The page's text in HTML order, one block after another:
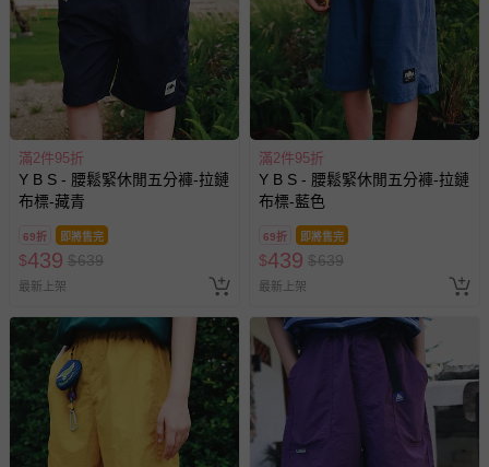
滿2件95折
Y B S - 腰鬆緊休閒五分褲-拉鏈
布標-藏青
69折 即將售完
$439 $639
最新上架
滿2件95折
Y B S - 腰鬆緊休閒五分褲-拉鏈
布標-藍色
69折 即將售完
$439 $639
最新上架